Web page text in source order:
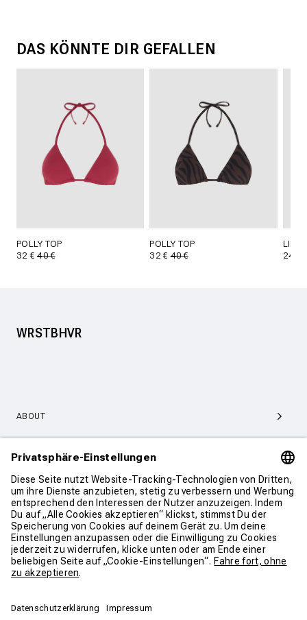
DAS KÖNNTE DIR GEFALLEN
POLLY TOP
32 €40 €
POLLY TOP
32 €40 €
LILLI
24 €
WRSTBHVR
ABOUT
SERVICE & SUPPORT
KONTAKT